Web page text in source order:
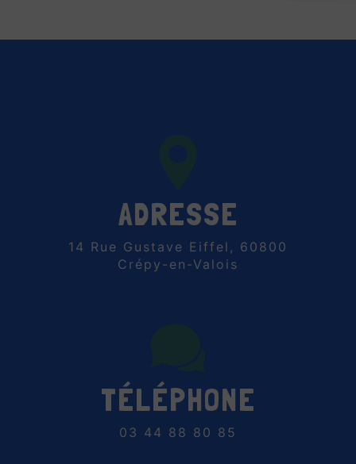
ADRESSE
14 Rue Gustave Eiffel, 60800
Crépy-en-Valois
TÉLÉPHONE
03 44 88 80 85